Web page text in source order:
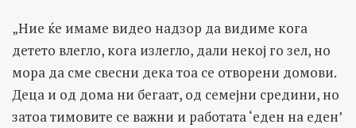
„Ние ќе имаме видео надзор да видиме кога
детето влегло, кога излегло, дали некој го зел, но
мора да сме свесни дека тоа се отворени домови.
Деца и од дома ни бегаат, од семејни средини, но
затоа тимовите се важни и работата ‘еден на еден’